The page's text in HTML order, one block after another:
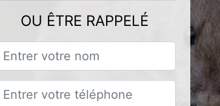
OU ÊTRE RAPPELÉ